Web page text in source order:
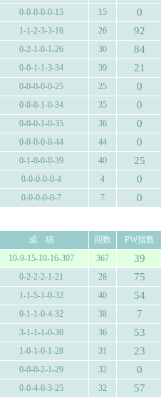
0-0-0-0-0-15 15 0
1-1-2-3-3-16 26 92
0-2-1-0-1-26 30 84
0-0-1-1-3-34 39 21
0-0-0-0-0-25 25 0
0-0-0-1-0-34 35 0
0-0-0-1-0-35 36 0
0-0-0-0-0-44 44 0
0-1-0-0-0-39 40 25
0-0-0-0-0-4 4 0
0-0-0-0-0-7 7 0
成 績 回数
PW指数
10-9-15-10-16-307 367 39
0-2-2-2-1-21 28 75
1-1-5-1-0-32 40 54
0-1-1-0-4-32 38 7
3-1-1-1-0-30 36 53
1-0-1-0-1-28 31 23
0-0-0-2-1-29 32 0
0-0-4-0-3-25 32 57